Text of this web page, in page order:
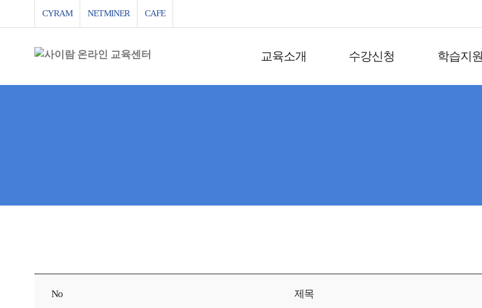
CYRAM NETMINER CAFE
교육소개 수강신청 학습지원
No 제목